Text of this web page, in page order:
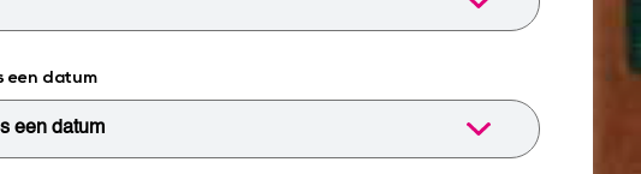
een datum